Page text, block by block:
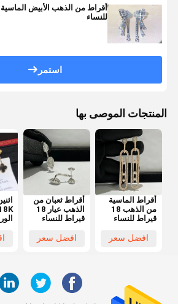
أقراط من الذهب الأبيض الماسية
للنساء
استمر
المنتجات الموصى بها
أقراط الماسية
من الذهب 18
قيراط للنساء
افضل سعر
أقراط ثعبان من
الذهب عيار 18
قيراط للنساء
افضل سعر